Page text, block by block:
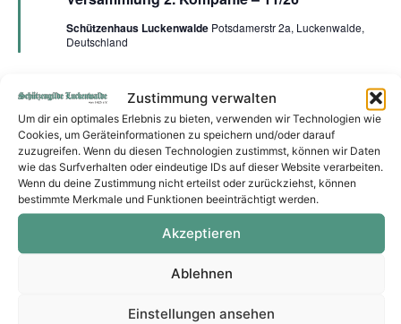
Zustimmung verwalten
Um dir ein optimales Erlebnis zu bieten, verwenden wir Technologien wie
Cookies, um Geräteinformationen zu speichern und/oder darauf
zuzugreifen. Wenn du diesen Technologien zustimmst, können wir Daten
wie das Surfverhalten oder eindeutige IDs auf dieser Website verarbeiten.
Wenn du deine Zustimmung nicht erteilst oder zurückziehst, können
bestimmte Merkmale und Funktionen beeinträchtigt werden.
Akzeptieren
Ablehnen
Einstellungen ansehen
Schützenhaus Luckenwalde Potsdamerstr 2a, Luckenwalde,
Deutschland
Dezember 2026
MO.
14 Versammlung 1. Kompanie – 12/26
Hervorgehoben
14. Dezember von 19:00-21:00
Schützenhaus LuckenwaldePotsdamerstr 2a, Luckenwalde,
Deutschland
17 Versammlung 2. Kompanie – 12/26
17. Dezember von 19:00-21:00